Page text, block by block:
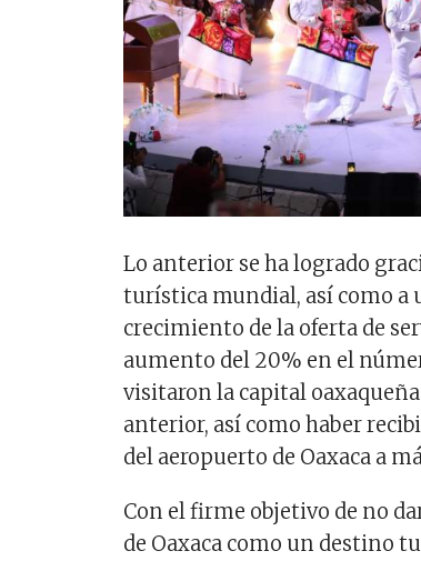
Lo anterior se ha logrado
turística mundial, así como a
crecimiento de la oferta de
aumento del 20% en el
visitaron la capital
anterior, así como haber
del aeropuerto de Oaxaca a
Con el firme objetivo de no
de Oaxaca como un destino